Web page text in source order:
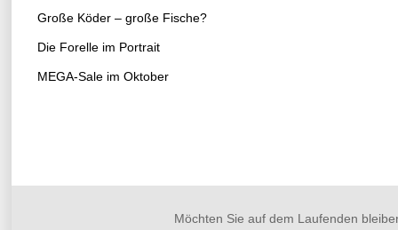
Große Köder – große Fische?
Die Forelle im Portrait
MEGA-Sale im Oktober
Möchten Sie auf dem Laufenden